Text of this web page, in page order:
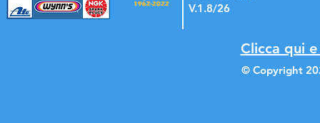
V.1.8/26
Clicca qui
© Copyright